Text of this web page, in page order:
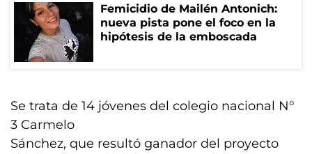
Femicidio de Mailén Antonich:
nueva pista pone el foco en la
hipótesis de la emboscada
Se trata de 14 jóvenes del colegio nacional N°
3 Carmelo
Sánchez, que resultó ganador del proyecto